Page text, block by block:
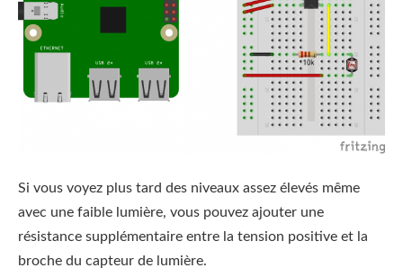
Si vous voyez plus tard des niveaux assez élevés même
avec une faible lumière, vous pouvez ajouter une
résistance supplémentaire entre la tension positive et la
broche du capteur de lumière.